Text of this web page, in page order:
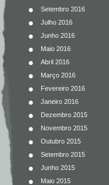
Setembro 2016
Julho 2016
Junho 2016
Maio 2016
Abril 2016
Março 2016
Fevereiro 2016
Janeiro 2016
Dezembro 2015
Novembro 2015
Outubro 2015
Setembro 2015
Junho 2015
Maio 2015